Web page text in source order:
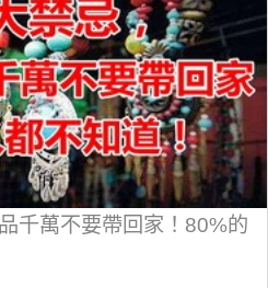
千萬不要帶回家！80%的